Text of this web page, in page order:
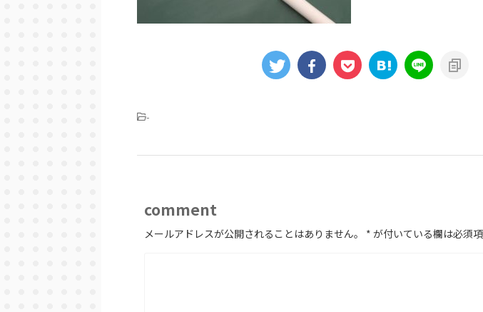
-
comment
メールアドレスが公開されることはありません。 * が付いている欄は必須